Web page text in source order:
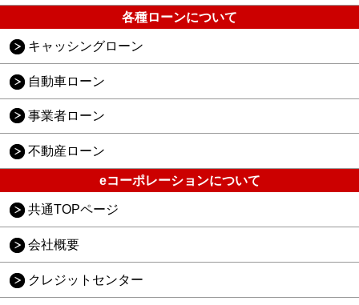
各種ローンについて
キャッシングローン
自動車ローン
事業者ローン
不動産ローン
eコーポレーションについて
共通TOPページ
会社概要
クレジットセンター